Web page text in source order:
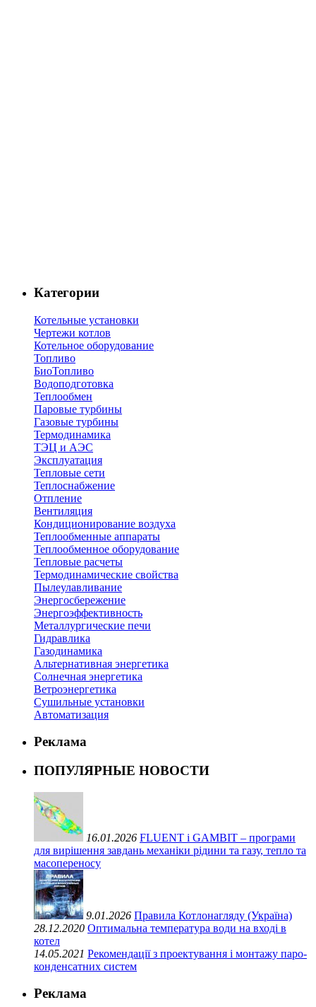
Категории
Котельные установки
Чертежи котлов
Котельное оборудование
Топливо
БиоТопливо
Водоподготовка
Теплообмен
Паровые турбины
Газовые турбины
Термодинамика
ТЭЦ и АЭС
Эксплуатация
Тепловые сети
Теплоснабжение
Отпление
Вентиляция
Кондиционирование воздуха
Теплообменные аппараты
Теплообменное оборудование
Тепловые расчеты
Термодинамические свойства
Пылеулавливание
Энергосбережение
Энергоэффективность
Металлургические печи
Гидравлика
Газодинамика
Альтернативная энергетика
Солнечная энергетика
Ветроэнергетика
Сушильные установки
Автоматизация
Реклама
ПОПУЛЯРНЫЕ НОВОСТИ
16.01.2026 FLUENT і GAMBIT – програми
для вирішення завдань механіки рідини та газу, тепло та
масопереносу
9.01.2026 Правила Котлонагляду (Україна)
28.12.2020 Оптимальна температура води на вході в
котел
14.05.2021 Рекомендації з проектування і монтажу паро-
конденсатних систем
Реклама